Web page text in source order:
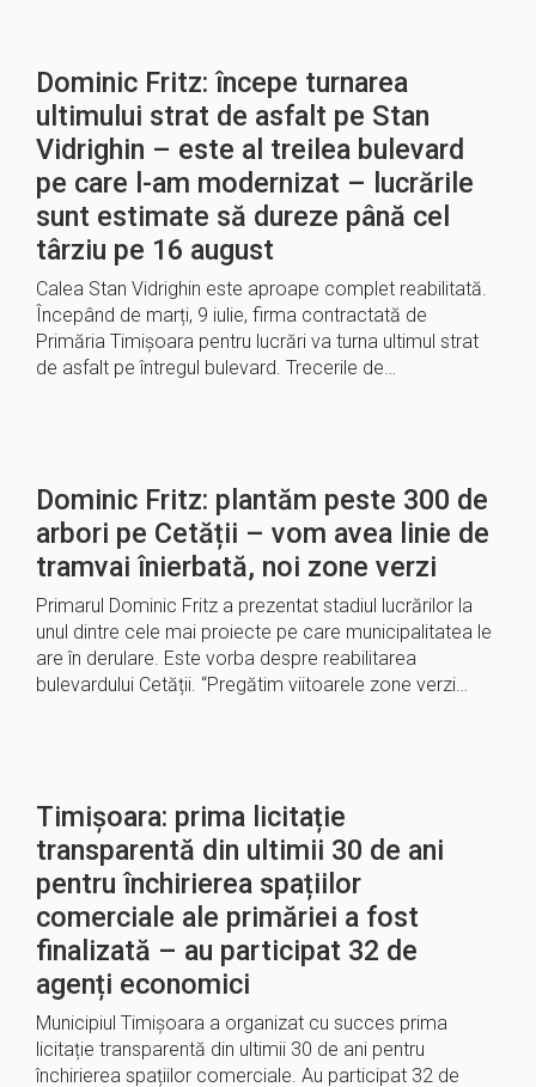
Dominic Fritz: începe turnarea
ultimului strat de asfalt pe Stan
Vidrighin – este al treilea bulevard
pe care l-am modernizat – lucrările
sunt estimate să dureze până cel
târziu pe 16 august
Calea Stan Vidrighin este aproape complet reabilitată.
Începând de marți, 9 iulie, firma contractată de
Primăria Timișoara pentru lucrări va turna ultimul strat
de asfalt pe întregul bulevard. Trecerile de…
Dominic Fritz: plantăm peste 300 de
arbori pe Cetății – vom avea linie de
tramvai înierbată, noi zone verzi
Primarul Dominic Fritz a prezentat stadiul lucrărilor la
unul dintre cele mai proiecte pe care municipalitatea le
are în derulare. Este vorba despre reabilitarea
bulevardului Cetății. “Pregătim viitoarele zone verzi…
Timișoara: prima licitație
transparentă din ultimii 30 de ani
pentru închirierea spațiilor
comerciale ale primăriei a fost
finalizată – au participat 32 de
agenți economici
Municipiul Timișoara a organizat cu succes prima
licitație transparentă din ultimii 30 de ani pentru
închirierea spațiilor comerciale. Au participat 32 de